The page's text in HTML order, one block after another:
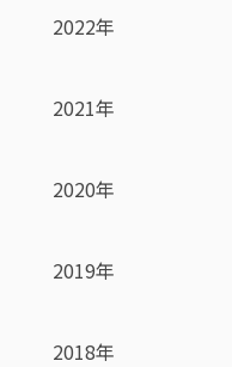
2022年
2021年
2020年
2019年
2018年